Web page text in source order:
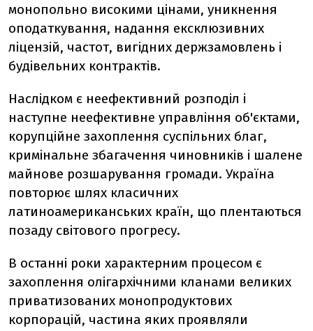
монопольно високими цінами, уникнення
оподаткування, надання ексклюзивних
ліцензій, частот, вигідних держзамовлень і
будівельних контрактів.
Наслідком є неефективний розподіл і
наступне неефективне управління об'єктами,
корупційне захоплення суспільних благ,
кримінальне збагачення чиновників і шалене
майнове розшарування громади. Україна
повторює шлях класичних
латиноамериканських країн, що плентаються
позаду світового прогресу.
В останні роки характерним процесом є
захоплення олігархічними кланами великих
приватизованих монопродуктових
корпорацій, частина яких проявляли